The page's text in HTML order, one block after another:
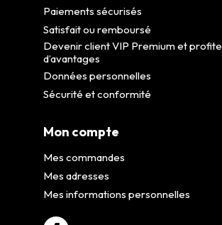
Paiements sécurisés
Satisfait ou remboursé
Devenir client VIP Premium et
d’avantages
Données personnelles
Sécurité et conformité
Mon compte
Mes commandes
Mes adresses
Mes informations personnelles